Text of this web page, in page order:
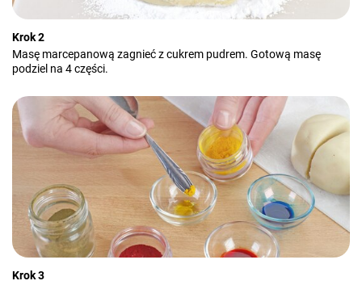
Krok 2
Masę marcepanową zagnieć z cukrem pudrem. Gotową masę
podziel na 4 części.
Krok 3